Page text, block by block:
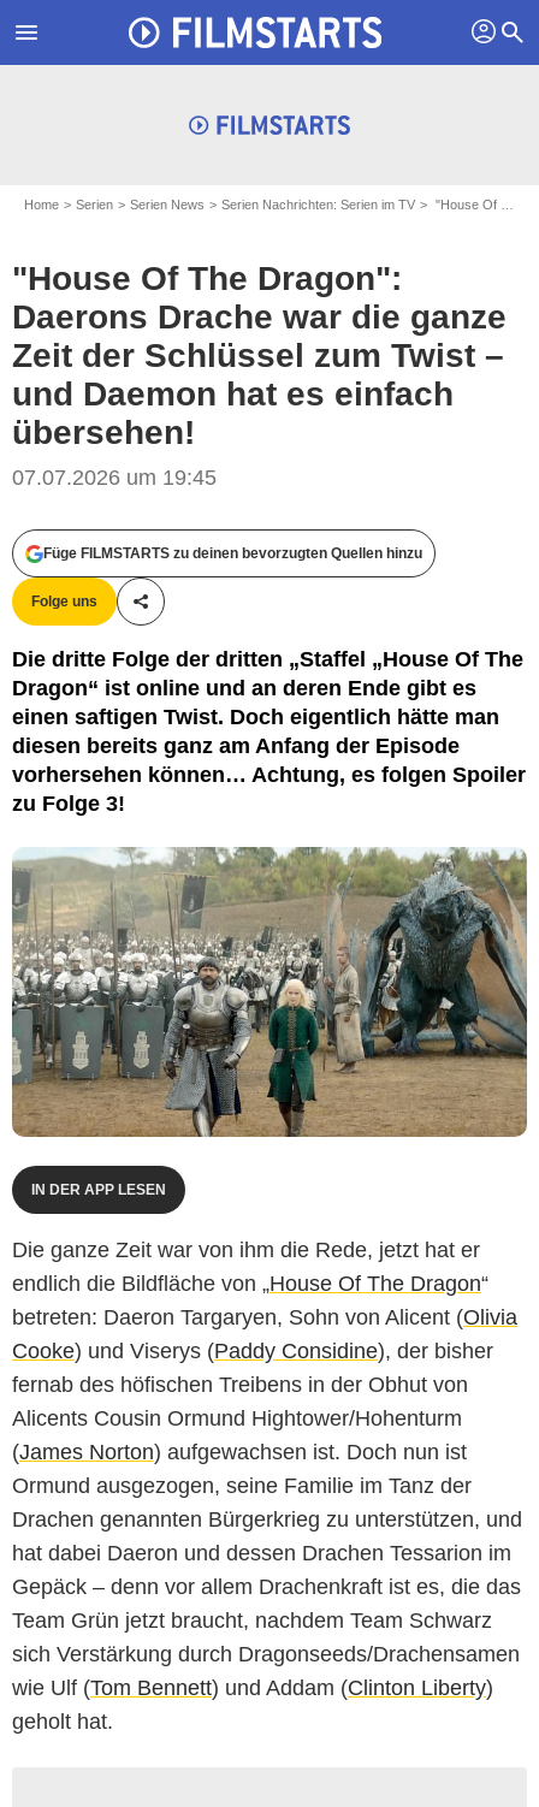
menu profil search
Home Serien Serien News Serien Nachrichten: Serien im TV "House Of The Dragon": Daerons Drache war die ganze Zeit der Schlüssel zum Twist – und Daemon hat es einfach übersehen!
"House Of The Dragon":
Daerons Drache war die ganze
Zeit der Schlüssel zum Twist –
und Daemon hat es einfach
übersehen!
07.07.2026 um 19:45
Füge FILMSTARTS zu deinen bevorzugten Quellen hinzu
Folge uns
Teile diesen Artikel
Die dritte Folge der dritten „Staffel „House Of The
Dragon“ ist online und an deren Ende gibt es
einen saftigen Twist. Doch eigentlich hätte man
diesen bereits ganz am Anfang der Episode
vorhersehen können… Achtung, es folgen Spoiler
zu Folge 3!
IN DER APP LESEN
Die ganze Zeit war von ihm die Rede, jetzt hat er
endlich die Bildfläche von „House Of The Dragon“
betreten: Daeron Targaryen, Sohn von Alicent (Olivia
Cooke) und Viserys (Paddy Considine), der bisher
fernab des höfischen Treibens in der Obhut von
Alicents Cousin Ormund Hightower/Hohenturm
(James Norton) aufgewachsen ist. Doch nun ist
Ormund ausgezogen, seine Familie im Tanz der
Drachen genannten Bürgerkrieg zu unterstützen, und
hat dabei Daeron und dessen Drachen Tessarion im
Gepäck – denn vor allem Drachenkraft ist es, die das
Team Grün jetzt braucht, nachdem Team Schwarz
sich Verstärkung durch Dragonseeds/Drachensamen
wie Ulf (Tom Bennett) und Addam (Clinton Liberty)
geholt hat.